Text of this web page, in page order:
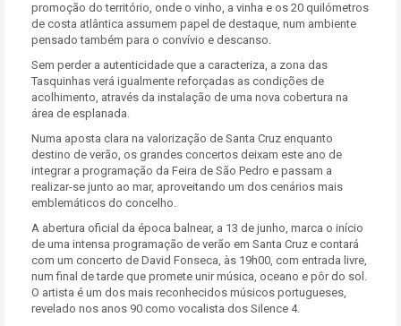
promoção do território, onde o vinho, a vinha e os 20 quilómetros
de costa atlântica assumem papel de destaque, num ambiente
pensado também para o convívio e descanso.
Sem perder a autenticidade que a caracteriza, a zona das
Tasquinhas verá igualmente reforçadas as condições de
acolhimento, através da instalação de uma nova cobertura na
área de esplanada.
Numa aposta clara na valorização de Santa Cruz enquanto
destino de verão, os grandes concertos deixam este ano de
integrar a programação da Feira de São Pedro e passam a
realizar-se junto ao mar, aproveitando um dos cenários mais
emblemáticos do concelho.
A abertura oficial da época balnear, a 13 de junho, marca o início
de uma intensa programação de verão em Santa Cruz e contará
com um concerto de David Fonseca, às 19h00, com entrada livre,
num final de tarde que promete unir música, oceano e pôr do sol.
O artista é um dos mais reconhecidos músicos portugueses,
revelado nos anos 90 como vocalista dos Silence 4.